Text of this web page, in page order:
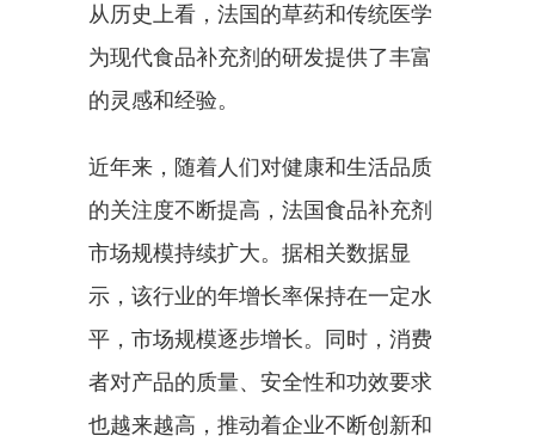
从历史上看，法国的草药和传统医学
为现代食品补充剂的研发提供了丰富
的灵感和经验。
近年来，随着人们对健康和生活品质
的关注度不断提高，法国食品补充剂
市场规模持续扩大。据相关数据显
示，该行业的年增长率保持在一定水
平，市场规模逐步增长。同时，消费
者对产品的质量、安全性和功效要求
也越来越高，推动着企业不断创新和